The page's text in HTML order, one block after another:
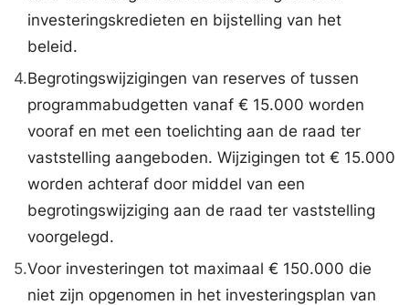
investeringskredieten en bijstelling van het
beleid.
4.Begrotingswijzigingen van reserves of tussen
programmabudgetten vanaf € 15.000 worden
vooraf en met een toelichting aan de raad ter
vaststelling aangeboden. Wijzigingen tot € 15.000
worden achteraf door middel van een
begrotingswijziging aan de raad ter vaststelling
voorgelegd.
5.Voor investeringen tot maximaal € 150.000 die
niet zijn opgenomen in het investeringsplan van